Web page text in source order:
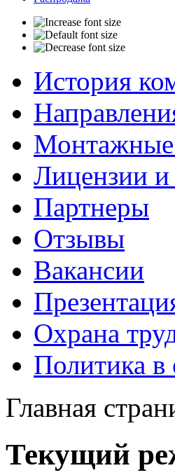
История
Монтажные
Лицензии и
Партнеры
Отзывы
Вакансии
Охрана
Политика в
Главная
Текущий